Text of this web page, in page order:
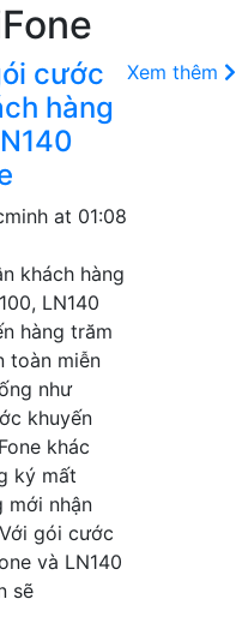
cước
hàng
at 01:08
khách hàng
LN140
hàng trăm
toàn miễn
như
khuyến
khác
ký mất
mới nhận
gói cước
và LN140
sẽ
Xem thêm